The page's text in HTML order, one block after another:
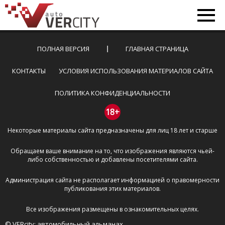
ПОЛНАЯ ВЕРСИЯ ГЛАВНАЯ СТРАНИЦА
КОНТАКТЫ УСЛОВИЯ ИСПОЛЬЗОВАНИЯ МАТЕРИАЛОВ САЙТА
ПОЛИТИКА КОНФИДЕНЦИАЛЬНОСТИ
18+
Некоторые материалы сайта предназначены для лиц 18 лет и старше
Обращаем ваше внимание на то, что изображения являются чьей-
либо собственностью и добавлены посетителями сайта.
Администрация сайта не располагает информацией о правомерности
публикования этих материалов.
Все изображения размещены в ознакомительных целях.